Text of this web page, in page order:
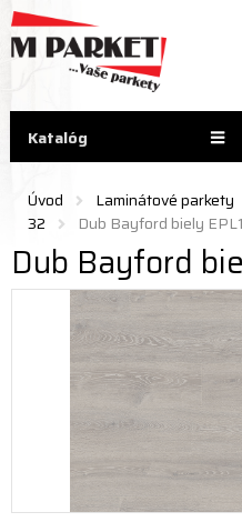
Úvod Laminátové parkety
32
Dub Bayford biely
Dub Bayford
Katalóg